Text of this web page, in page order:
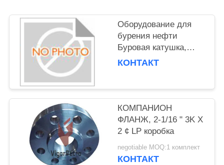
Оборудование для
бурения нефти
Буровая катушка,
изготовленная из
КОНТАКТ
КОМПАНИОН
ФЛАНЖ, 2-1/16 " 3K X
2 ¢ LP коробка
negotiable MOQ:1 комплект
КОНТАКТ